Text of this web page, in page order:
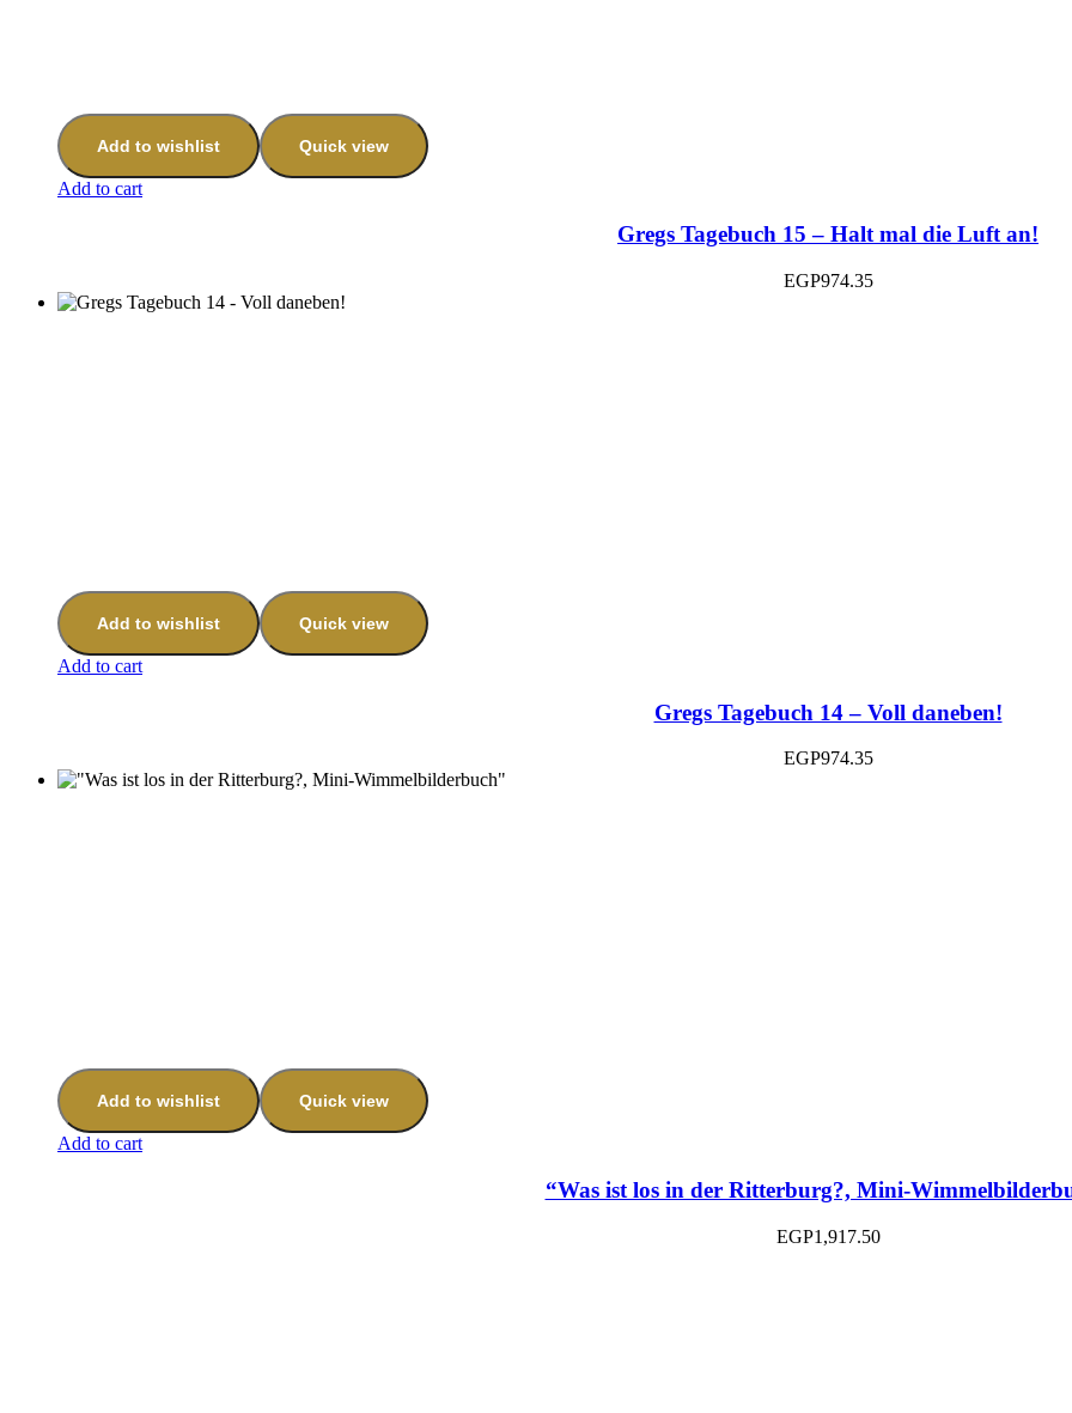
Add to wishlist Quick view
Add to cart
Gregs Tagebuch 15 – Halt mal die Luft an!
EGP974.35
Add to wishlist Quick view
Add to cart
Gregs Tagebuch 14 – Voll daneben!
EGP974.35
Add to wishlist Quick view
Add to cart
“Was ist los in der Ritterburg?, Mini-
EGP1,917.50